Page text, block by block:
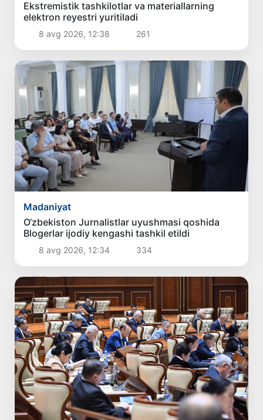
Ekstremistik tashkilotlar va materiallarning
elektron reyestri yuritiladi
8 avg 2026, 12:38 261
Madaniyat
O‘zbekiston Jurnalistlar uyushmasi qoshida
Blogerlar ijodiy kengashi tashkil etildi
8 avg 2026, 12:34 334